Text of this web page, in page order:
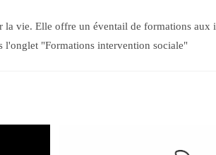
la vie. Elle offre un éventail de formations aux
l'onglet "Formations intervention sociale"